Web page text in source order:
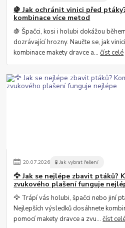
🍇 Jak ochránit vinici před
kombinace více metod
🍇 Špačci, kosi i holubi dokážou
dozrávající hrozny. Naučte se, jak
kombinace makety dravce a...číst celé
20.07.2026 🧪 Jak vybrat řešení
🦅 Jak se nejlépe zbavit ptáků?
zvukového plašení funguje
🦅 Trápí vás holubi, špačci nebo jiní
Nejlepších výsledků dosáhnete
pomocí makety dravce a zvu...číst